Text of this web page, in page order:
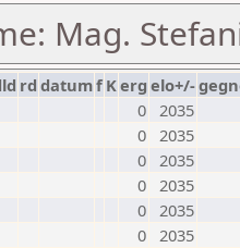
Mag.
rd datumf Kerg elo+/-
0 2035
0 2035
0 2035
0 2035
0 2035
0 2035